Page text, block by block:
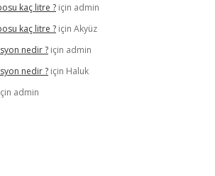
kaç litre ? için admin
kaç litre ? için Akyüz
nedir ? için admin
nedir ? için Haluk
admin